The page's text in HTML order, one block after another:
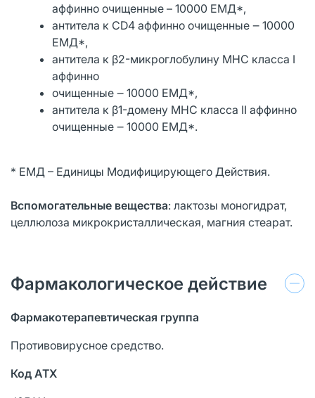
аффинно очищенные – 10000 ЕМД*,
антитела к CD4 аффинно очищенные ‒ 10000
ЕМД*,
антитела к β2-микроглобулину МНС класса I
аффинно
очищенные ‒ 10000 ЕМД*,
антитела к β1-домену МНС класса II аффинно
очищенные ‒ 10000 ЕМД*.
* ЕМД – Единицы Модифицирующего Действия.
Вспомогательные вещества: лактозы моногидрат,
целлюлоза микрокристаллическая, магния стеарат.
Фармакологическое действие
Фармакотерапевтическая группа
Противовирусное средство.
Код АТХ